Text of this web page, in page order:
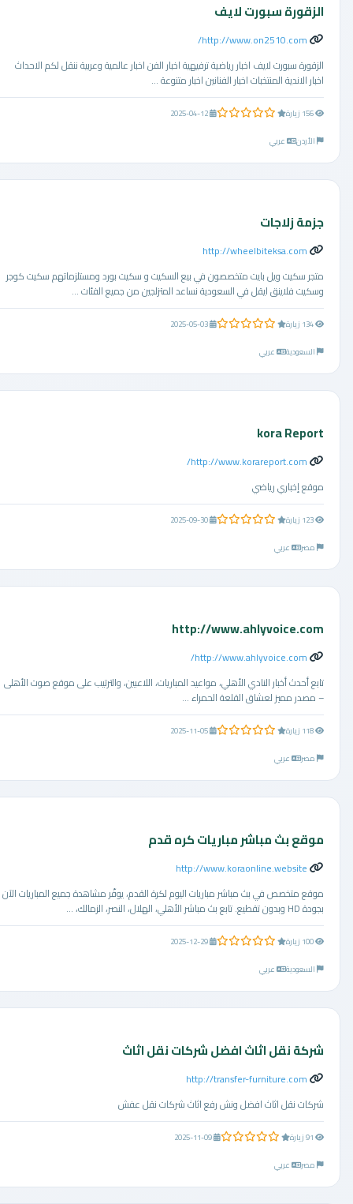
الزقورة سبورت لايف
http://www.on2510.com/
الزقورة سبورت لايف اخبار رياضية ترفيهية اخبار الفن اخبار عالمية وعربية ننقل لكم الاحداث
اخبار الاندية المنتخبات اخبار الفنانين اخبار متنوعة ...
0.0 من 5 نجوم
2025-04-12
الأردن
عربي
جزمة زلاجات
http://wheelbiteksa.com
متجر سكيت ويل بايت متخصصون في بيع السكيت و سكيت بورد ومستلزماتهم سكيت كوجر
وسكيت فلاينق ايقل في السعودية نساعد المتزلجين من جميع الفئات ...
0.0 من 5 نجوم
2025-05-03
السعودية
عربي
kora Report
http://www.korareport.com/
موقع إخباري رياضي
0.0 من 5 نجوم
2025-09-30
مصر
عربي
http://www.ahlyvoice.com
http://www.ahlyvoice.com/
تابع أحدث أخبار النادي الأهلي، مواعيد المباريات، اللاعبين، والترتيب على موقع صوت الأهلى
– مصدر مميز لعشاق القلعة الحمراء ...
0.0 من 5 نجوم
2025-11-05
مصر
عربي
موقع بث مباشر مباريات كره قدم
http://www.koraonline.website
موقع متخصص في بث مباشر مباريات اليوم لكرة القدم، يوفّر مشاهدة جميع المباريات الآن
بجودة HD وبدون تقطيع. تابع بث مباشر الأهلي، الهلال، النصر، الزمالك، ...
0.0 من 5 نجوم
2025-12-29
السعودية
عربي
شركة نقل اثاث افضل شركات نقل اثاث
http://transfer-furniture.com
شركات نقل اثاث افضل ونش رفع اثاث شركات نقل عفش
0.0 من 5 نجوم
2025-11-09
مصر
عربي